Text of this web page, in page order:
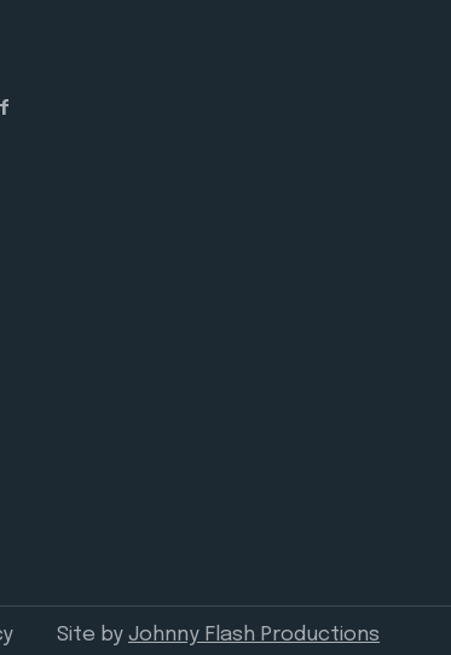
Site by Johnny Flash Productions